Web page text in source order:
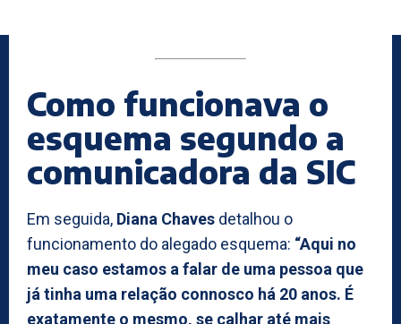
Como funcionava o
esquema segundo a
comunicadora da SIC
Em seguida, Diana Chaves detalhou o
funcionamento do alegado esquema: “Aqui no
meu caso estamos a falar de uma pessoa que
já tinha uma relação connosco há 20 anos. É
exatamente o mesmo, se calhar até mais